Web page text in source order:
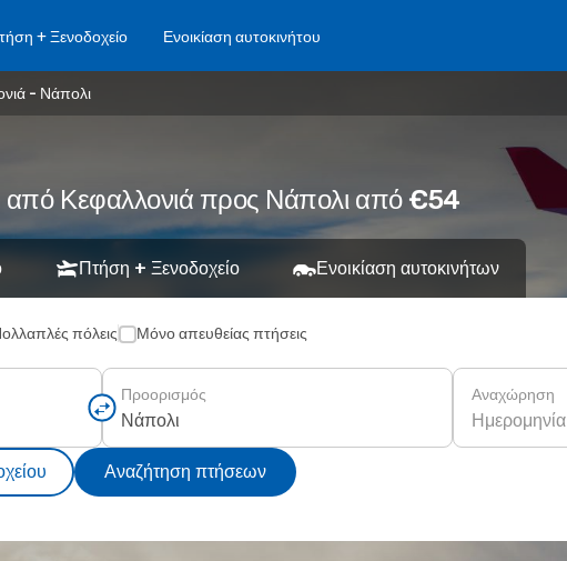
+ Ξενοδοχείο Ενοικίαση αυτοκινήτου
- Νάπολι
από Κεφαλλονιά προς Νάπολι από €54
Πτήση + Ξενοδοχείο Ενοικίαση αυτοκινήτων
πόλεις Μόνο απευθείας πτήσεις
Προορισμός Αναχώρηση
Ημερομηνία
Αναζήτηση πτήσεων